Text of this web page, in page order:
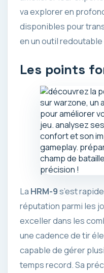
va explorer en
disponibles pour
en un outil
Les points
La HRM-9s’est
réputation parmi les
exceller dans les
une cadence de tir
capable de gérer
temps record. Sa